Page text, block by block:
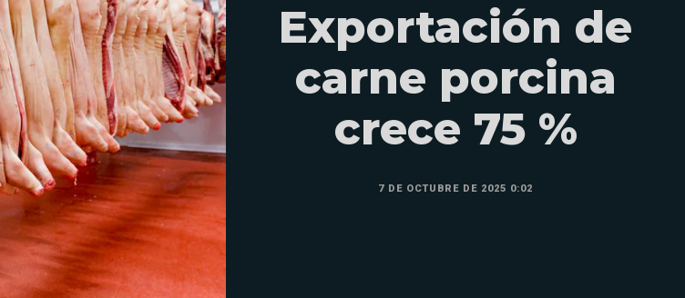
Exportación de
carne porcina
crece 75 %
7 DE OCTUBRE DE 2025 0:02